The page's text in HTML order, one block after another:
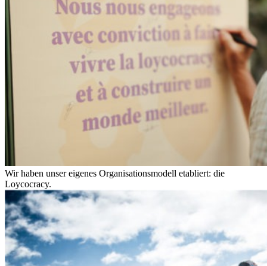
Wir haben unser eigenes Organisationsmodell etabliert: die
Loycocracy.